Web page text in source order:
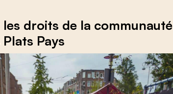
droits de la communauté
Pays